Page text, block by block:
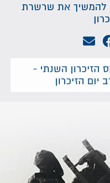
להמשיך את שרשרת
הזיכרון השנתי -
הזיכרון